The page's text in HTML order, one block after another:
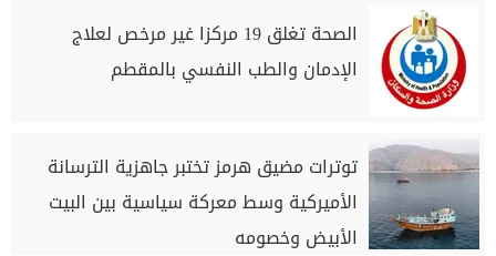
الصحة تغلق 19 مركزا غير مرخص لعلاج
الإدمان والطب النفسي بالمقطم
توترات مضيق هرمز تختبر جاهزية الترسانة
الأميركية وسط معركة سياسية بين البيت
الأبيض وخصومه